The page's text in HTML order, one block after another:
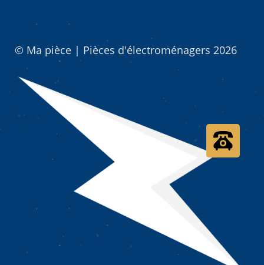
© Ma pièce | Pièces d'électroménagers 2026